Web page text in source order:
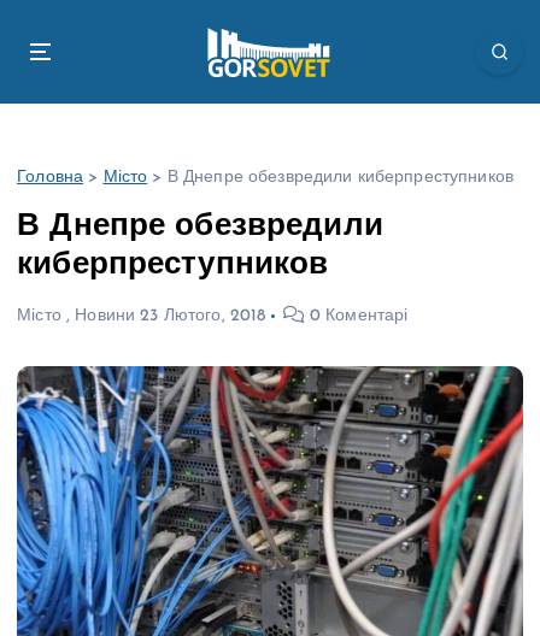
Головна > Місто > В Днепре обезвредили киберпреступников
В Днепре обезвредили
киберпреступников
Місто, Новини 23 Лютого, 2018 0 Коментарі